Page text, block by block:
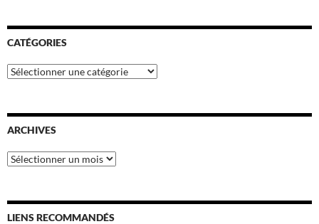
CATÉGORIES
Catégories
ARCHIVES
Archives
LIENS RECOMMANDÉS